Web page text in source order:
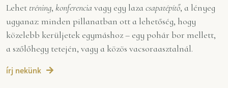
Lehet tréning, konferencia vagy egy laza csapatépítő, a lényeg
ugyanaz: minden pillanatban ott a lehetőség, hogy
közelebb kerüljetek egymáshoz – egy pohár bor mellett,
a szőlőhegy tetején, vagy a közös vacsoraasztalnál.
írj nekünk